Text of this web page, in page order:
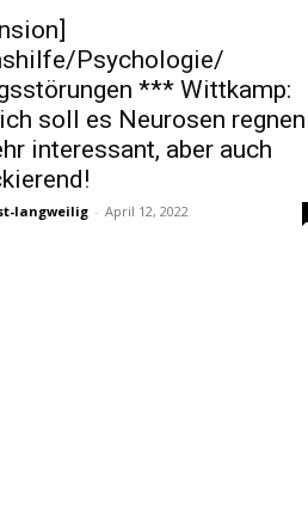
Psychologie/
*** Wittkamp:
soll es Neurosen regnen
interessant, aber auch
langweilig - April 12, 2022